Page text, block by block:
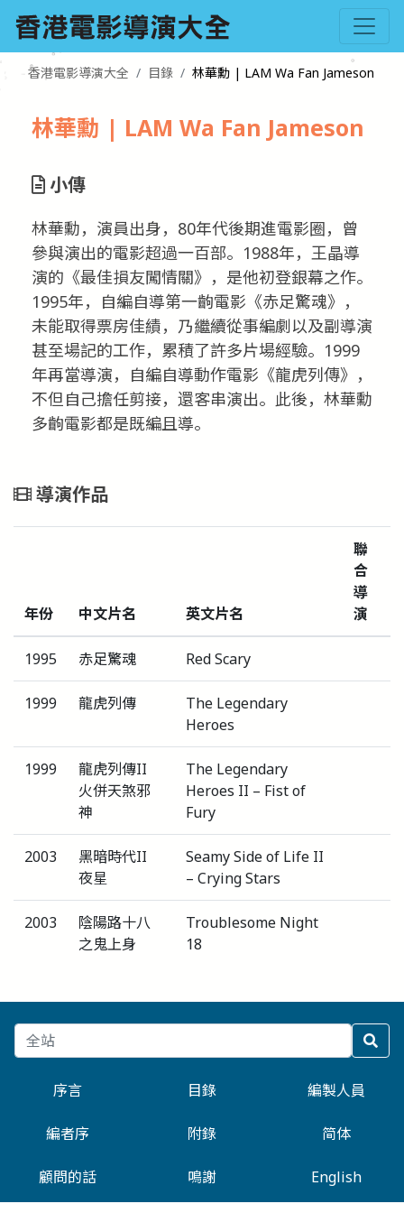
香港電影導演大全 目錄 林華勳 | LAM Wa Fan Jameson
林華勳 | LAM Wa Fan Jameson
小傳
林華勳，演員出身，80年代後期進電影圈，曾
參與演出的電影超過一百部。1988年，王晶導
演的《最佳損友闖情關》，是他初登銀幕之作。
1995年，自編自導第一齣電影《赤足驚魂》，
未能取得票房佳績，乃繼續從事編劇以及副導演
甚至場記的工作，累積了許多片場經驗。1999
年再當導演，自編自導動作電影《龍虎列傳》，
不但自己擔任剪接，還客串演出。此後，林華勳
多齣電影都是既編且導。
導演作品
年份 中文片名 英文片名
聯
合
導
演
1995 赤足驚魂 Red Scary
1999 龍虎列傳
The Legendary
Heroes
1999
龍虎列傳II
火併天煞邪
神
The Legendary
Heroes II – Fist of
Fury
2003
黑暗時代II
夜星
Seamy Side of Life II
– Crying Stars
2003
陰陽路十八
之鬼上身
Troublesome Night
18
序言 目錄 編製人員
編者序 附錄 简体
顧問的話 鳴謝 English